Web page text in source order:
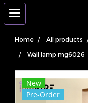
Home All products
Wall lamp mg6026
New
Pre-Order